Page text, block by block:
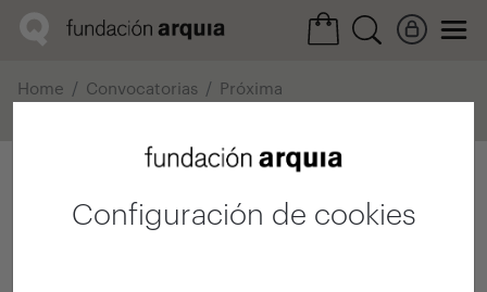
Configuración de cookies
Home Convocatorias
Próxima